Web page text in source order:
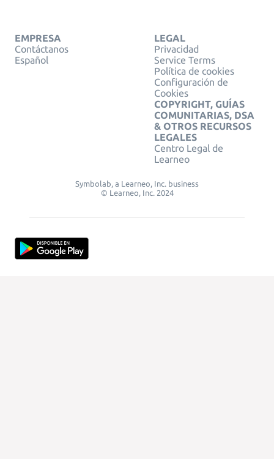
EMPRESA
Contáctanos
Español
LEGAL
Privacidad
Service Terms
Política de cookies
Configuración de
Cookies
COPYRIGHT, GUÍAS
COMUNITARIAS, DSA
& OTROS RECURSOS
LEGALES
Centro Legal de
Learneo
Symbolab, a Learneo, Inc. business
© Learneo, Inc. 2024